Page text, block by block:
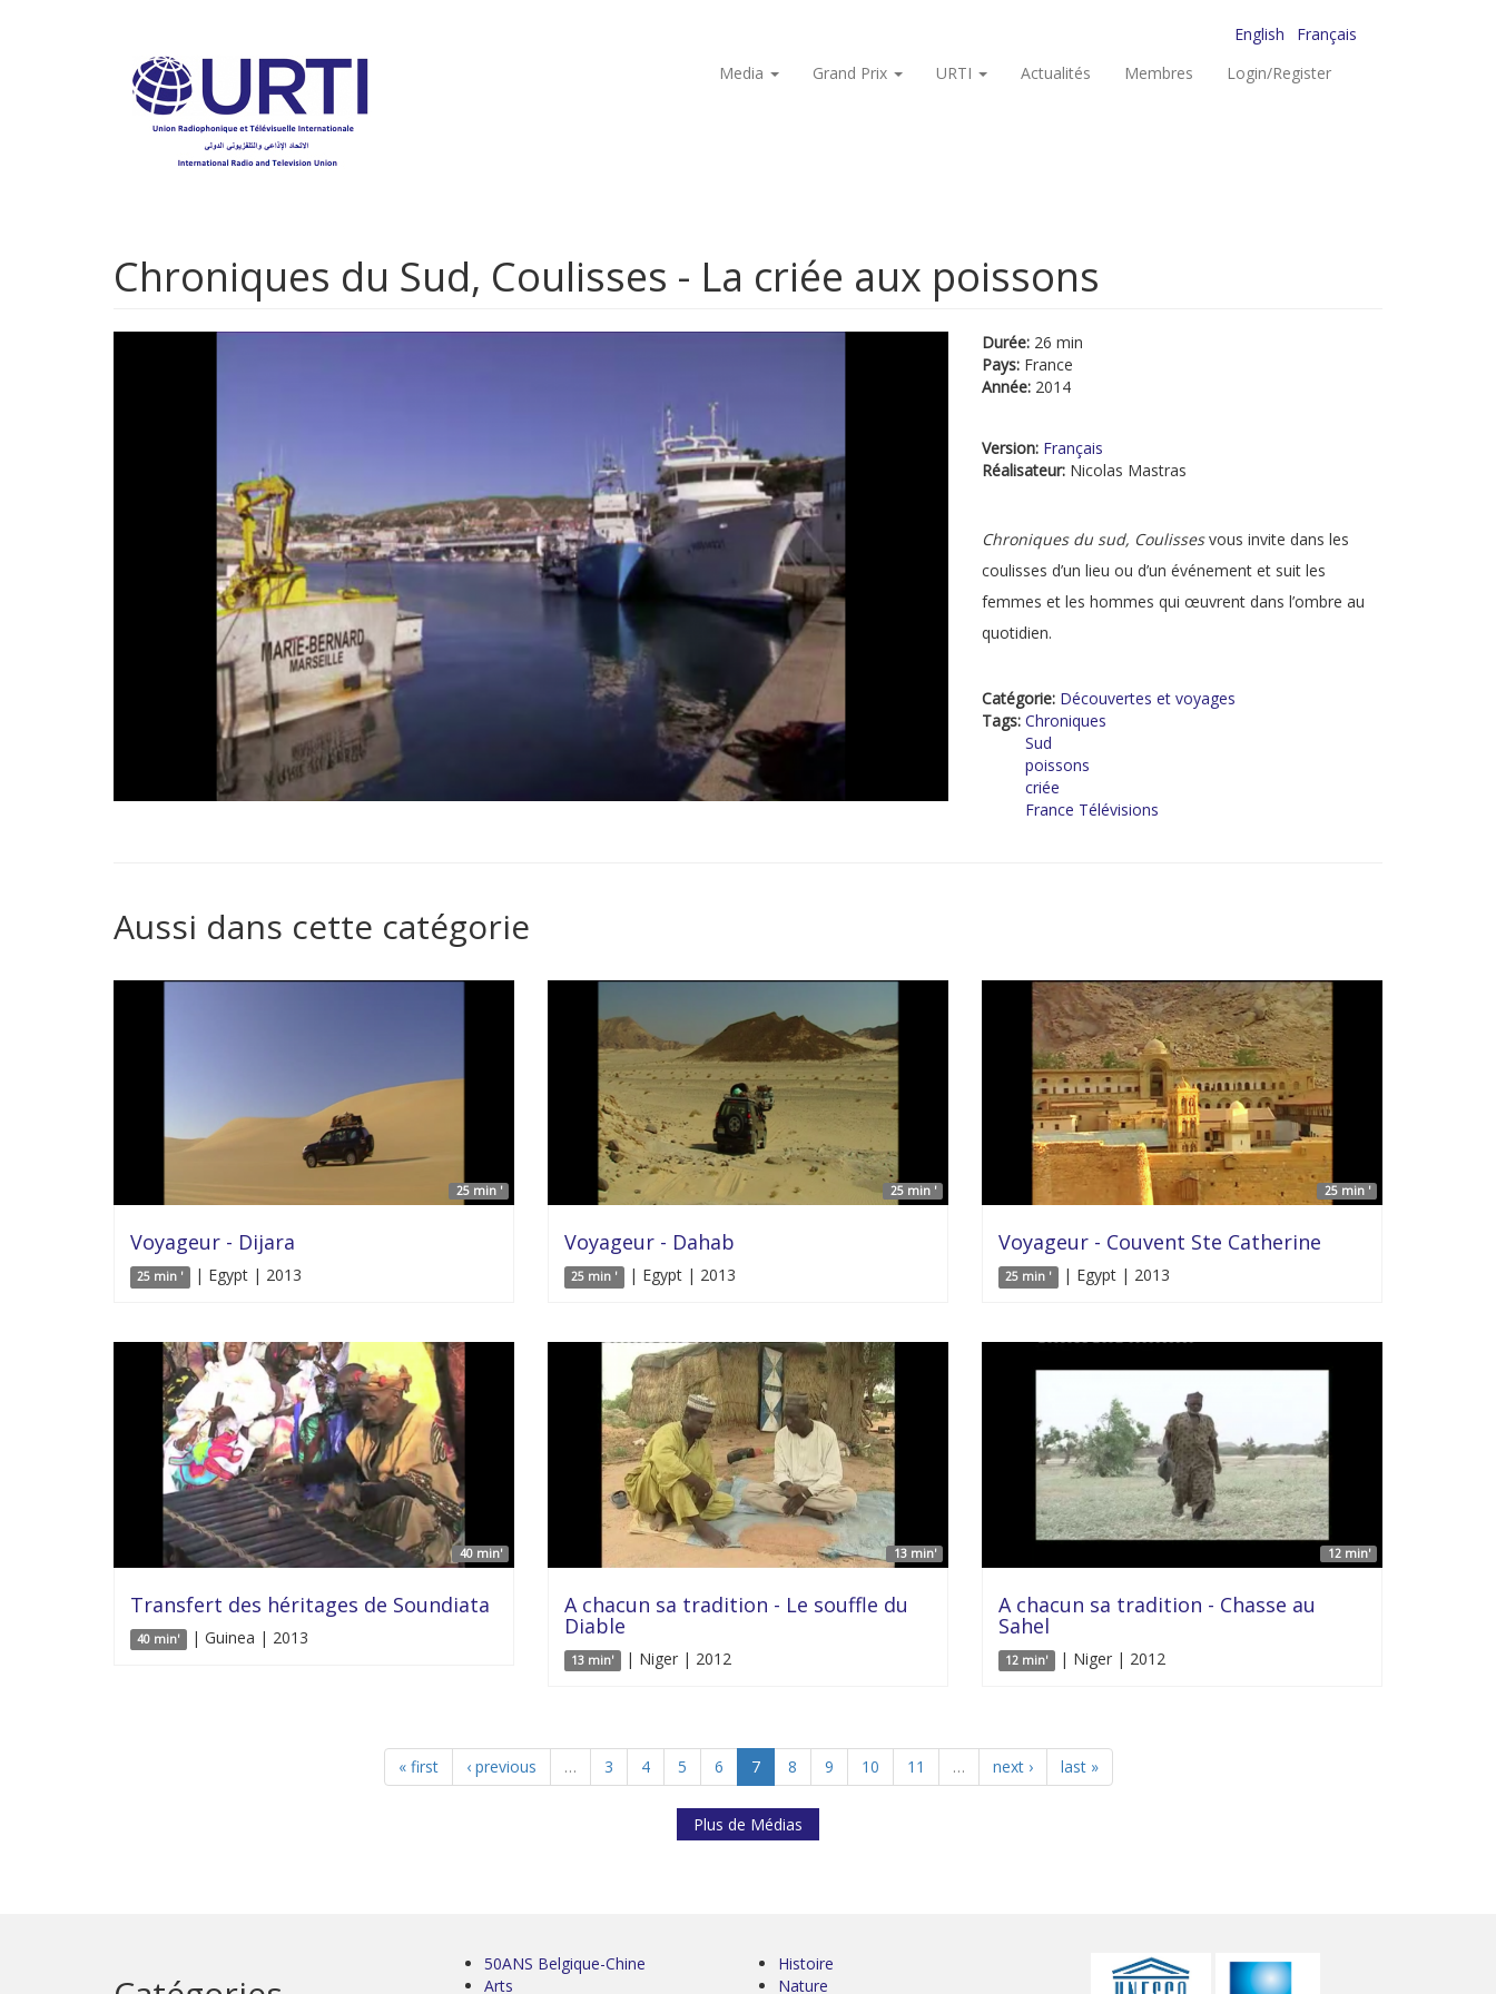
English
Français
Media
Grand Prix URTI Actualités Membres Login/Register
Chroniques du Sud, Coulisses - La criée aux poissons
Durée: 26 min
Pays: France
Année: 2014
Version: Français
Réalisateur: Nicolas Mastras
Chroniques du sud, Coulissesvous invite dans les
coulisses d’un lieu ou d’un événement et suit les
femmes et les hommes qui œuvrent dans l’ombre au
quotidien.
Catégorie: Découvertes et voyages
Tags: Chroniques
Sud
poissons
criée
France Télévisions
Aussi dans cette catégorie
25 min '
Voyageur - Dijara
25 min ' | Egypt | 2013
25 min '
Voyageur - Dahab
25 min ' | Egypt | 2013
25 min '
Voyageur - Couvent Ste Catherine
25 min ' | Egypt | 2013
40 min'
Transfert des héritages de Soundiata
40 min' | Guinea | 2013
13 min'
A chacun sa tradition - Le souffle du
Diable
13 min' | Niger | 2012
12 min'
A chacun sa tradition - Chasse au
Sahel
12 min' | Niger | 2012
« first ‹ previous … 3 4 5 6 7 8 9 10 11 … next › last »
Plus de Médias
50ANS Belgique-Chine
Arts
Histoire
Nature